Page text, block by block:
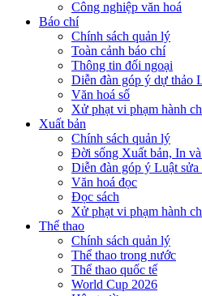
Công nghiệp văn hoá
Báo chí
Chính sách quản lý
Toàn cảnh báo chí
Thông tin đối ngoại
Diễn đàn góp ý dự thảo
Văn hoá số
Xử phạt vi phạm hành
Xuất bản
Chính sách quản lý
Đời sống Xuất bản, In và
Diễn đàn góp ý Luật
Văn hoá đọc
Đọc sách
Xử phạt vi phạm hành
Thể thao
Chính sách quản lý
Thể thao trong nước
Thể thao quốc tế
World Cup 2026